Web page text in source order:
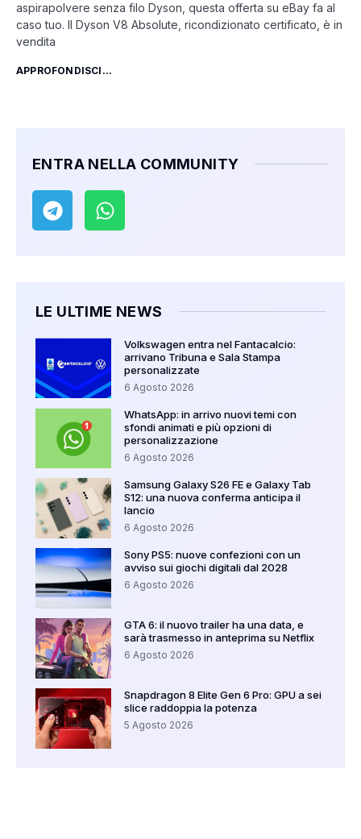
aspirapolvere senza filo Dyson, questa offerta su eBay fa al
caso tuo. Il Dyson V8 Absolute, ricondizionato certificato, è in
vendita
APPROFONDISCI...
ENTRA NELLA COMMUNITY
LE ULTIME NEWS
Volkswagen entra nel Fantacalcio:
arrivano Tribuna e Sala Stampa
personalizzate
6 Agosto 2026
WhatsApp: in arrivo nuovi temi con
sfondi animati e più opzioni di
personalizzazione
6 Agosto 2026
Samsung Galaxy S26 FE e Galaxy Tab
S12: una nuova conferma anticipa il
lancio
6 Agosto 2026
Sony PS5: nuove confezioni con un
avviso sui giochi digitali dal 2028
6 Agosto 2026
GTA 6: il nuovo trailer ha una data, e
sarà trasmesso in anteprima su Netflix
6 Agosto 2026
Snapdragon 8 Elite Gen 6 Pro: GPU a sei
slice raddoppia la potenza
5 Agosto 2026